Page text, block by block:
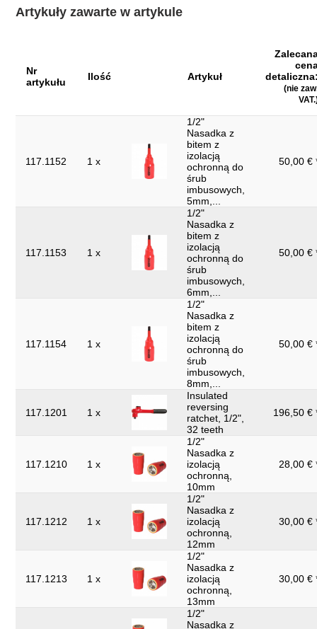
Szerokość opakowania
mm:
390
mm:
części w zestawie:
izolacja zanurzeniowa zgodnie z DIN
3120 - ISO 60900
Artykuły zawarte w artykule
Nr
artykułu
Ilość Artykuł
(nie
117.1152 1 x
1/2"
Nasadka z
bitem z
izolacją
ochronną do
śrub
imbusowych,
5mm,...
50,00 €
117.1153 1 x
1/2"
Nasadka z
bitem z
izolacją
ochronną do
śrub
imbusowych,
6mm,...
50,00 €
117.1154 1 x
1/2"
Nasadka z
bitem z
izolacją
ochronną do
śrub
imbusowych,
8mm,...
50,00 €
117.1201 1 x
Insulated
reversing
ratchet, 1/2",
32 teeth
196,50 €
117.1210 1 x
1/2"
Nasadka z
izolacją
ochronną,
10mm
28,00 €
117.1212 1 x
1/2"
Nasadka z
izolacją
ochronną,
12mm
30,00 €
117.1213 1 x
1/2"
Nasadka z
izolacją
ochronną,
13mm
30,00 €
1/2"
Nasadka z